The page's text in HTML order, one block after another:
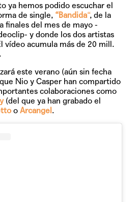
ya hemos podido escuchar el
de single, “Bandida“, de la
finales del mes de mayo -
y donde los dos artistas
vídeo acumula más de 20 mill.
este verano (aún sin fecha
Nio y Casper han compartido
colaboraciones como
(del que ya han grabado el
oArcangel .